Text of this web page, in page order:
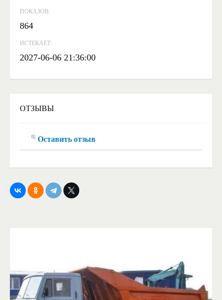
ПОКАЗОВ:
864
ИСТЕКАЕТ:
2027-06-06 21:36:00
ОТЗЫВЫ
Оставить отзыв